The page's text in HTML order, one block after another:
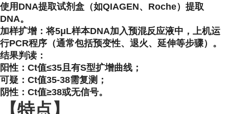
使用DNA提取试剂盒（如QIAGEN、Roche）提取
DNA。
加样扩增：将5μL样本DNA加入预混反应液中，上机运
行PCR程序（通常包括预变性、退火、延伸等步骤）。
结果判读：
阳性：Ct值≤35且有S型扩增曲线；
可疑：Ct值35-38需复测；
阴性：Ct值≥38或无信号。
【特点】